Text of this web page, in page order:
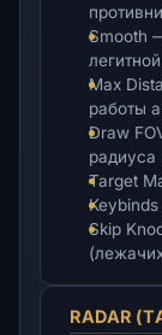
Smooth
Max
работы
Draw
радиуса
Target
Skip
RADAR